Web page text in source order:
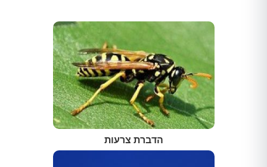
הדברת צרעות